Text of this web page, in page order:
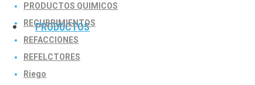
PRODUCTOS
PRODUCTOS QUIMICOS
RECUBRIMIENTOS
REFACCIONES
REFELCTORES
Riego